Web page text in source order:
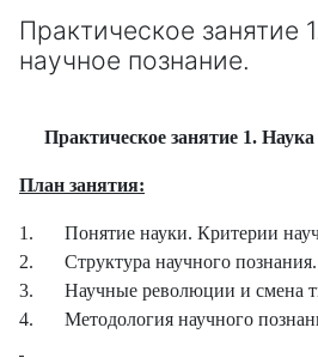
Практическое занятие
научное познание.
Практическое занятие 1.
План занятия:
1.
Понятие науки. Критерии
2.
Структура научного познания.
3.
Научные революции и смена
4.
Методология научного